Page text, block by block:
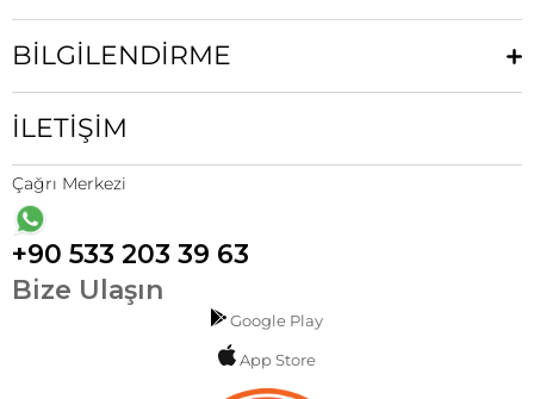
BİLGİLENDİRME
İLETİŞİM
Çağrı Merkezi
+90 533 203 39 63
Bize Ulaşın
Google Play
App Store